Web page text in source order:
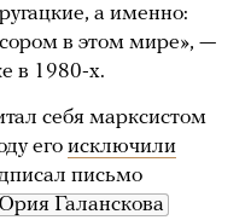
а именно:
в этом мире», —
в 1980-х.
себя марксистом
его исключили
письмо
Галанскова